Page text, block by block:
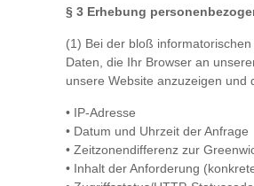
§ 3 Erhebung
(1) Bei der bloß
Daten, die Ihr Browser an
unsere Website anzuzeigen und
• IP-Adresse
• Datum und Uhrzeit der Anfrage
• Zeitzonendifferenz zur
• Inhalt der Anforderung